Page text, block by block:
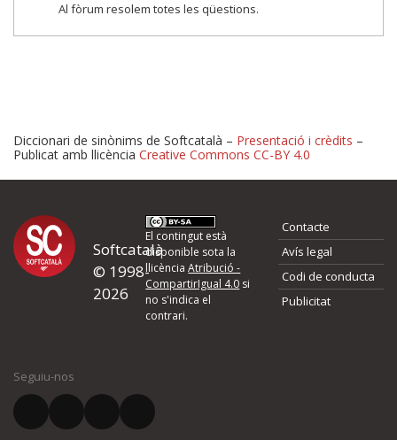
Al fòrum resolem totes les qüestions.
Proposeu-nos millores o
d'errors
Si heu trobat un error o voleu proposar alguna millora, ompliu els
quina és la millora que proposeu o l'error del qual voleu informar-
El vostre correu electrònic *
Diccionari de sinònims de Softcatalà – Presentació i crèdits –
Publicat amb llicència Creative Commons CC-BY 4.0
Softcatalà
© 1998-
2026
El contingut està
disponible sota la
llicènciaAtribució -
CompartirIgual 4.0 si
no s'indica el
contrari.
Contacte
Avís legal
Codi de conducta
Publicitat
Seguiu-nos